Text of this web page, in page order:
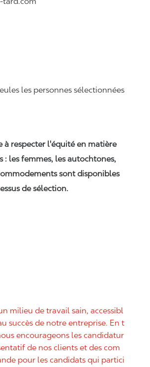
les personnes sélectionnées
à respecter l'équité en matière
: les femmes, les autochtones,
sont disponibles
de sélection.
milieu de travail sain, accessibl
succès de notre entreprise. En t
encourageons les candidatur
de nos clients et des com
pour les candidats qui partici